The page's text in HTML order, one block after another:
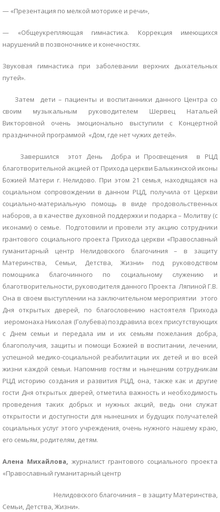
— «Презентация по мелкой моторике и речи»,
— «Общеукрепляющая гимнастика. Коррекция имеющихся
нарушений в позвоночнике и конечностях.
Звуковая гимнастика при заболевании верхних дыхательных
путей».
Затем дети – пациенты и воспитанники данного Центра со
своим музыкальным руководителем Шервец Натальей
Викторовной очень эмоционально выступили с Концертной
праздничной программой «Дом, где нет чужих детей».
Завершился этот День Добра и Просвещения в РЦД
благотворительной акцией от Прихода церкви Балыкинской иконы
Божией Матери г. Нелидово. При этом 21 семья, находящаяся на
социальном сопровождении в данном РЦД, получила от Церкви
социально-материальную помощь в виде продовольственных
наборов, а в качестве духовной поддержки и подарка – Молитву (с
иконами) о семье. Подготовили и провели эту акцию сотрудники
грантового социального проекта Прихода церкви «Православный
гуманитарный центр Нелидовского благочиния – в защиту
Материнства, Семьи, Детства, Жизни» под руководством
помощника благочинного по социальному служению и
благотворительности, руководителя данного Проекта Ляпиной Г.В.
Она в своем выступлении на заключительном мероприятии этого
Дня открытых дверей, по благословению настоятеля Прихода
иеромонаха Николая (Голубева) поздравила всех присутствующих
с Днем семьи и передала им и их семьям пожелания добра,
благополучия, защиты и помощи Божией в воспитании, лечении,
успешной медико-социальной реабилитации их детей и во всей
жизни каждой семьи. Напомнив гостям и нынешним сотрудникам
РЦД историю создания и развития РЦД, она, также как и другие
гости Дня открытых дверей, отметила важность и необходимость
проведения таких добрых и нужных акций, ведь они служат
открытости и доступности для нынешних и будущих получателей
социальных услуг этого учреждения, очень нужного нашему краю,
его семьям, родителям, детям.
Алена Михайлова, журналист грантового социального проекта
«Православный гуманитарный центр
Нелидовского благочиния – в защиту Материнства,
Семьи, Детства, Жизни».